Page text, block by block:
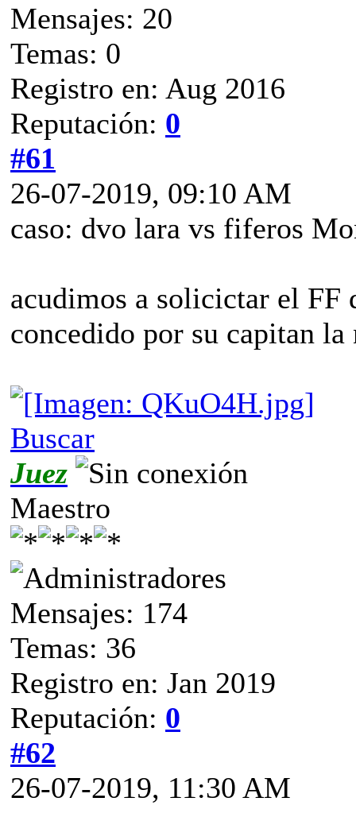
Mensajes: 20
Temas: 0
Registro en: Aug 2016
Reputación: 0
#61
26-07-2019, 09:10 AM
caso: dvo lara vs fiferos
acudimos a solicictar el FF
concedido por su capitan la
Buscar
Juez
Maestro
Mensajes: 174
Temas: 36
Registro en: Jan 2019
Reputación: 0
#62
26-07-2019, 11:30 AM